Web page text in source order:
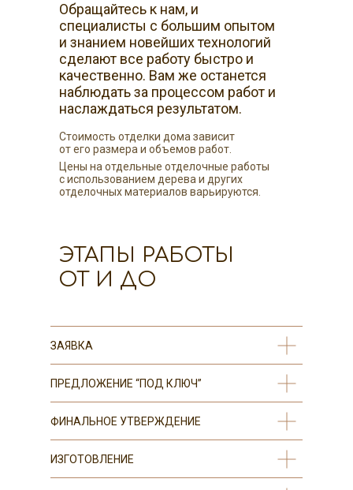
Цены на отдельные отделочные работы
с использованием дерева и других
отделочных материалов варьируются.
Стоимость отделки дома зависит
от его размера и объемов работ.
Обращайтесь к нам, и
специалисты с большим опытом
и знанием новейших технологий
сделают все работу быстро и
качественно. Вам же останется
наблюдать за процессом работ и
наслаждаться результатом.
ЭТАПЫ РАБОТЫ
ОТ И ДО
ЗАЯВКА
ПРЕДЛОЖЕНИЕ “ПОД КЛЮЧ”
ФИНАЛЬНОЕ УТВЕРЖДЕНИЕ
ИЗГОТОВЛЕНИЕ